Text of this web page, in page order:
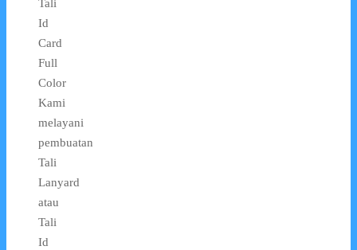
Tali
Id
Card
Full
Color
Kami
melayani
pembuatan
Tali
Lanyard
atau
Tali
Id